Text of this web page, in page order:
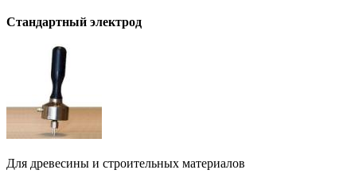
Стандартный электрод
Для древесины и строительных материалов